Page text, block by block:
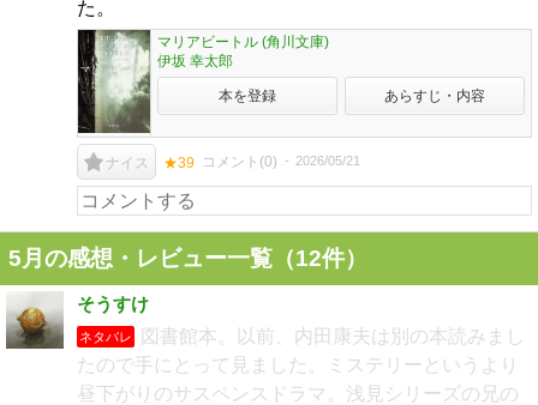
た。
マリアビートル (角川文庫)
伊坂 幸太郎
本を登録 あらすじ・内容
ナイス ★39 コメント(0) 2026/05/21
5月の感想・レビュー一覧（12件）
そうすけ
ネタバレ
図書館本。以前、内田康夫は別の本読みまし
たので手にとって見ました。ミステリーというより
昼下がりのサスペンスドラマ。浅見シリーズの兄の